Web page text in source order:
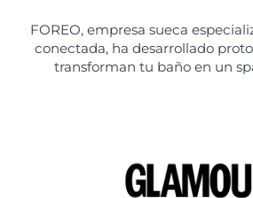
FOREO, empresa sueca
conectada, ha desarrollado
transforman tu baño en un